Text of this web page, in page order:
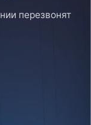
перезвонят